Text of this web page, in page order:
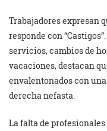
Trabajadores expresan
responde con
servicios, cambios de
vacaciones, destacan
envalentonados con
derecha nefasta.
La falta de